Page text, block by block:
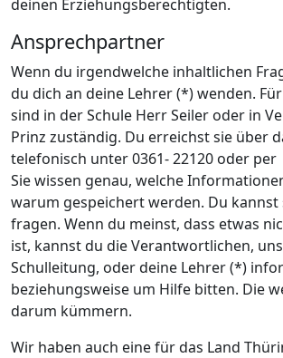
deinen Erziehungsberechtigten.
Ansprechpartner
Wenn du irgendwelche inhaltlichen
du dich an deine Lehrer (*) wenden.
sind in der Schule Herr Seiler oder in
Prinz zuständig. Du erreichst sie über
telefonisch unter 0361- 22120 oder per
Sie wissen genau, welche
warum gespeichert werden. Du kannst
fragen. Wenn du meinst, dass etwas
ist, kannst du die Verantwortlichen,
Schulleitung, oder deine Lehrer (*)
beziehungsweise um Hilfe bitten. Die
darum kümmern.
Wir haben auch eine für das Land